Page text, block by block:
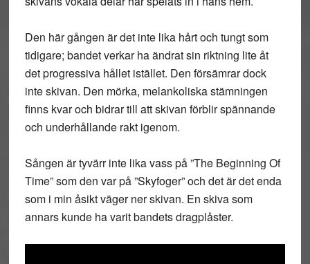
Den här gången är det inte lika hårt och tungt som
tidigare; bandet verkar ha ändrat sin riktning lite åt
det progressiva hållet istället. Den försämrar dock
inte skivan. Den mörka, melankoliska stämningen
finns kvar och bidrar till att skivan förblir spännande
och underhållande rakt igenom.
Sången är tyvärr inte lika vass på ”The Beginning Of
Time” som den var på ”Skyfoger” och det är det enda
som i min åsikt väger ner skivan. En skiva som
annars kunde ha varit bandets dragplåster.